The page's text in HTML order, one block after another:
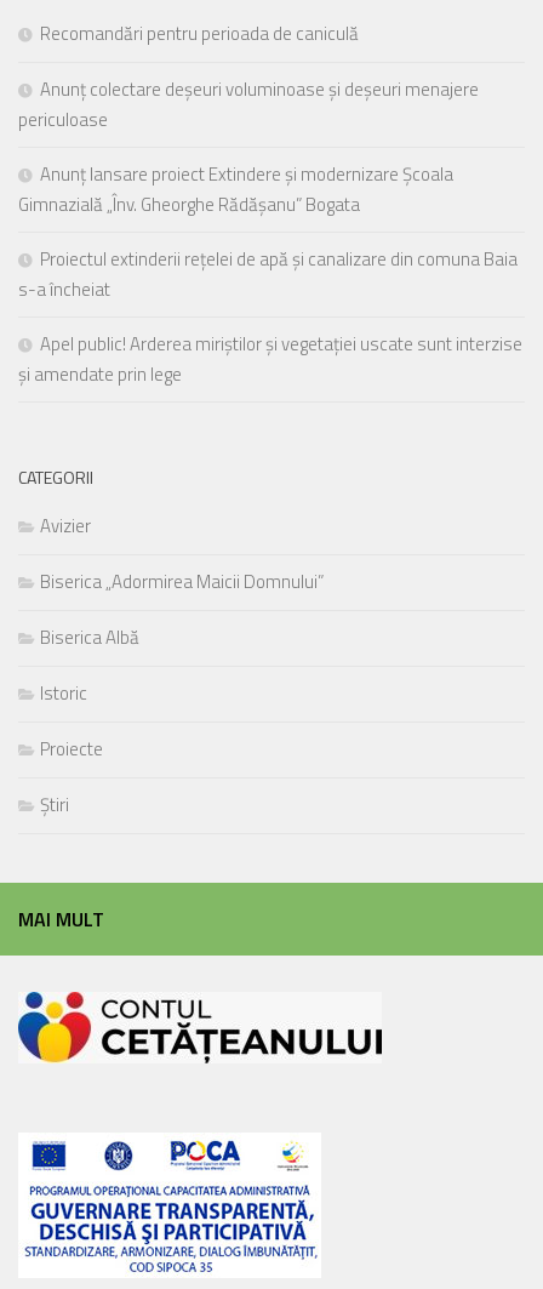
Recomandări pentru perioada de caniculă
Anunț colectare deșeuri voluminoase și deșeuri menajere
periculoase
Anunț lansare proiect Extindere și modernizare Școala
Gimnazială „Înv. Gheorghe Rădășanu” Bogata
Proiectul extinderii rețelei de apă și canalizare din comuna Baia
s-a încheiat
Apel public! Arderea miriștilor și vegetației uscate sunt interzise
și amendate prin lege
CATEGORII
Avizier
Biserica „Adormirea Maicii Domnului”
Biserica Albă
Istoric
Proiecte
Știri
MAI MULT